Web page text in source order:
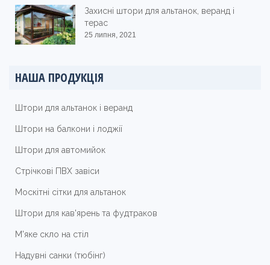
Захисні штори для альтанок, веранд і
терас
25 липня, 2021
НАША ПРОДУКЦІЯ
Штори для альтанок і веранд
Штори на балкони і лоджії
Штори для автомийок
Стрічкові ПВХ завіси
Москітні сітки для альтанок
Штори для кав'ярень та фудтраков
М'яке скло на стіл
Надувні санки (тюбінг)